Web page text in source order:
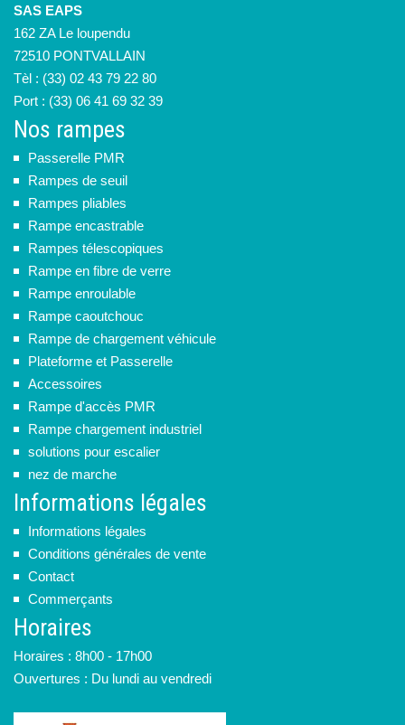
SAS EAPS
162 ZA Le loupendu
72510 PONTVALLAIN
Tèl : (33) 02 43 79 22 80
Port : (33) 06 41 69 32 39
Nos rampes
Passerelle PMR
Rampes de seuil
Rampes pliables
Rampe encastrable
Rampes télescopiques
Rampe en fibre de verre
Rampe enroulable
Rampe caoutchouc
Rampe de chargement véhicule
Plateforme et Passerelle
Accessoires
Rampe d'accès PMR
Rampe chargement industriel
solutions pour escalier
nez de marche
Informations légales
Informations légales
Conditions générales de vente
Contact
Commerçants
Horaires
Horaires : 8h00 - 17h00
Ouvertures : Du lundi au vendredi